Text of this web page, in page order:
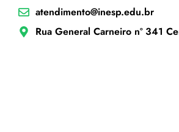
atendimento@inesp.edu.br
Rua General Carneiro nº 341